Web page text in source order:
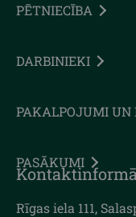
PĒTNIECĪBA
DARBINIEKI
PAKALPOJUMI UN
PASĀKUMI
Rīgas iela 111,